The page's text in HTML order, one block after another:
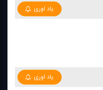
یاد اوری
یاد اوری